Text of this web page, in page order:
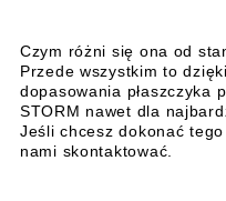
Czym różni się ona od
Przede wszystkim to
dopasowania płaszczyka
STORM nawet dla
Jeśli chcesz dokonać
nami skontaktować.